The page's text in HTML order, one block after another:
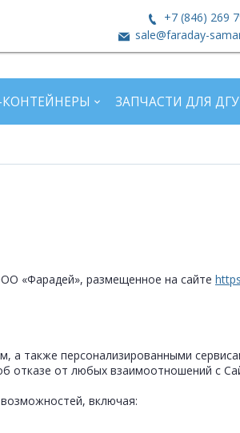
+7 (846) 269
sale@faraday-
ЗАПЧАСТИ ДЛЯ ДГУ
«Фарадей», размещенное на сайте
а также персонализированными
отказе от любых взаимоотношений с
включая: